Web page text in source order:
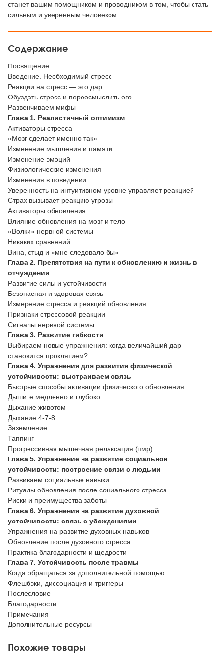
станет вашим помощником и проводником в том, чтобы стать
сильным и уверенным человеком.
Содержание
Посвящение
Введение. Необходимый стресс
Реакции на стресс — это дар
Обуздать стресс и переосмыслить его
Развенчиваем мифы
Глава 1. Реалистичный оптимизм
Активаторы стресса
«Мозг сделает именно так»
Изменение мышления и памяти
Изменение эмоций
Физиологические изменения
Изменения в поведении
Уверенность на интуитивном уровне управляет реакцией
Страх вызывает реакцию угрозы
Активаторы обновления
Влияние обновления на мозг и тело
«Волки» нервной системы
Никаких сравнений
Вина, стыд и «мне следовало бы»
Глава 2. Препятствия на пути к обновлению и жизнь в
отчуждении
Развитие силы и устойчивости
Безопасная и здоровая связь
Измерение стресса и реакций обновления
Признаки стрессовой реакции
Сигналы нервной системы
Глава 3. Развитие гибкости
Выбираем новые упражнения: когда величайший дар
становится проклятием?
Глава 4. Упражнения для развития физической
устойчивости: выстраиваем связь
Быстрые способы активации физического обновления
Дышите медленно и глубоко
Дыхание животом
Дыхание 4-7-8
Заземление
Таппинг
Прогрессивная мышечная релаксация (пмр)
Глава 5. Упражнение на развитие социальной
устойчивости: построение связи с людьми
Развиваем социальные навыки
Ритуалы обновления после социального стресса
Риски и преимущества заботы
Глава 6. Упражнения на развитие духовной
устойчивости: связь с убеждениями
Упражнения на развитие духовных навыков
Обновление после духовного стресса
Практика благодарности и щедрости
Глава 7. Устойчивость после травмы
Когда обращаться за дополнительной помощью
Флешбэки, диссоциация и триггеры
Послесловие
Благодарности
Примечания
Дополнительные ресурсы
Похожие товары